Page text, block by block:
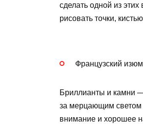
сделать одной из
рисовать точки,
Французский изюм
Бриллианты и камни
за мерцающим светом
внимание и хорошее